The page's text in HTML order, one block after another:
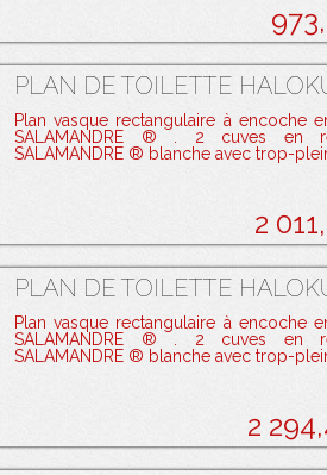
PLAN DE TOILETTE
Plan vasque rectangulaire à encoche
SALAMANDRE ® . 2 cuves en
SALAMANDRE ® blanche avec trop-
2
PLAN DE TOILETTE
Plan vasque rectangulaire à encoche
SALAMANDRE ® . 2 cuves en
SALAMANDRE ® blanche avec trop-
2